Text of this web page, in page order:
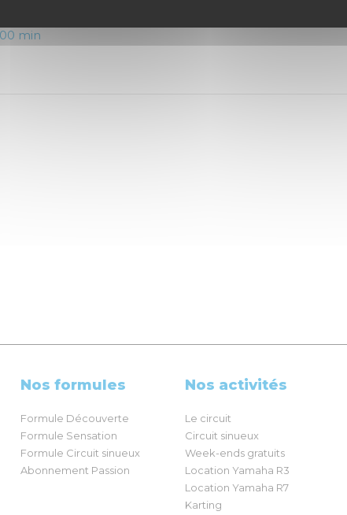
min
Nos formules
Formule Découverte
Formule Sensation
Formule Circuit sinueux
Abonnement Passion
Nos activités
Le circuit
Circuit sinueux
Week-ends gratuits
Location Yamaha R3
Location Yamaha R7
Karting